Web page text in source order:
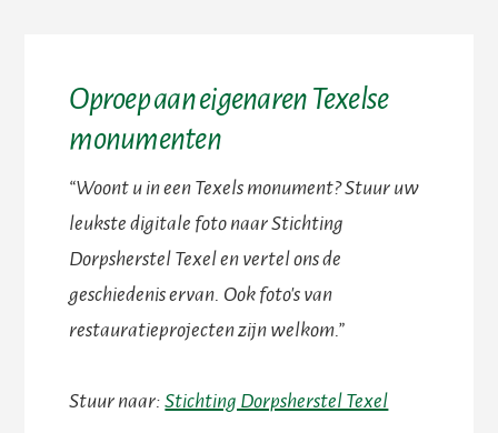
Oproep aan eigenaren Texelse
monumenten
“Woont u in een Texels monument? Stuur uw
leukste digitale foto naar Stichting
Dorpsherstel Texel en vertel ons de
geschiedenis ervan. Ook foto's van
restauratieprojecten zijn welkom.”
Stuur naar:Stichting Dorpsherstel Texel